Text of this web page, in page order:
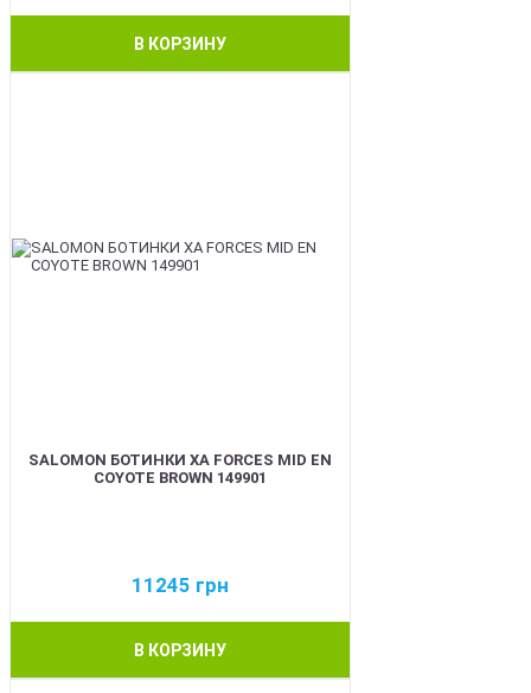
В КОРЗИНУ
SALOMON БОТИНКИ XA FORCES MID EN
COYOTE BROWN 149901
11245 грн
В КОРЗИНУ